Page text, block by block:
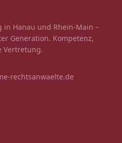
in Hanau und Rhein-Main –
Generation. Kompetenz,
Vertretung.
rechtsanwaelte.de